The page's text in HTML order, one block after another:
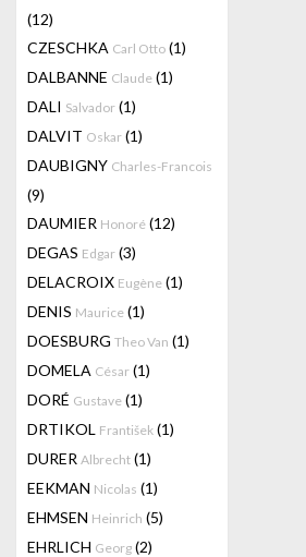
(12)
CZESCHKA Carl Otto (1)
DALBANNE Claude (1)
DALI Salvador (1)
DALVIT Oskar (1)
DAUBIGNY Charles-Francois
(9)
DAUMIER Honoré (12)
DEGAS Edgar (3)
DELACROIX Eugène (1)
DENIS Maurice (1)
DOESBURG Theo Van (1)
DOMELA César (1)
DORÉ Gustave (1)
DRTIKOL František (1)
DURER Albrecht (1)
EEKMAN Nicolas (1)
EHMSEN Heinrich (5)
EHRLICH Georg (2)